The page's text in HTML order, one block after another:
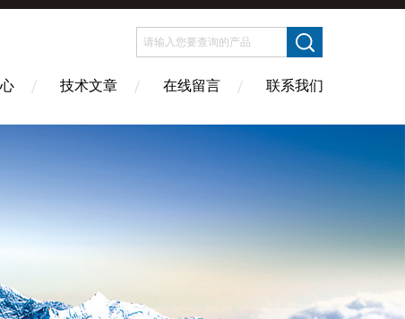
技术文章 在线留言 联系我们